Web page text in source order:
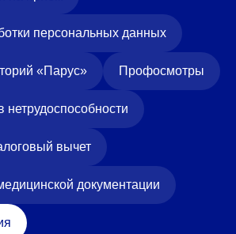
персональных данных
«Парус» Профосмотры
нетрудоспособности
вычет
документации